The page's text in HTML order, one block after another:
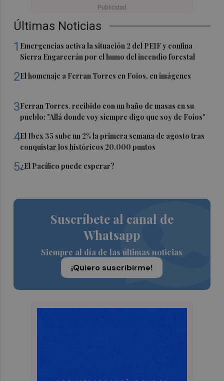
Últimas Noticias
1 Emergencias activa la situación 2 del PEIF y confina
Sierra Engarcerán por el humo del incendio forestal
2El homenaje a Ferran Torres en Foios, en imágenes
3Ferran Torres, recibido con un baño de masas en su
pueblo: "Allá donde voy siempre digo que soy de Foios"
4El Ibex 35 sube un 2% la primera semana de agosto tras
conquistar los históricos 20.000 puntos
5¿El Pacífico puede esperar?
Suscríbete al canal de
Whatsapp
Siempre al día de las últimas noticias
¡Quiero suscribirme!